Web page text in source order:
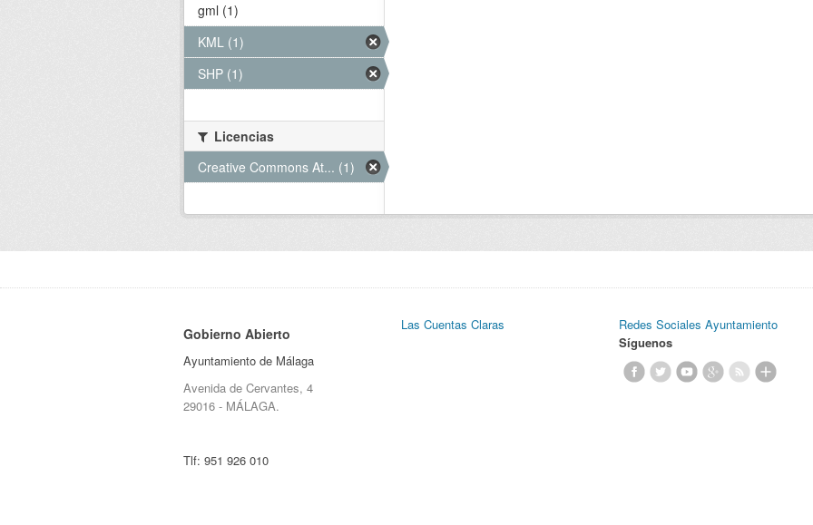
gml (1)
KML (1)
SHP (1)
Licencias
Creative Commons At... (1)
Gobierno Abierto
Ayuntamiento de Málaga
Avenida de Cervantes, 4
29016 - MÁLAGA.
Tlf: 951 926 010
Las Cuentas Claras
Redes Sociales Ayuntamiento
Síguenos